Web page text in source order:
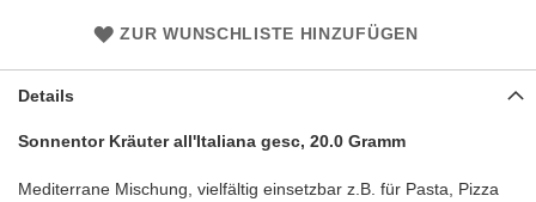
ZUR WUNSCHLISTE HINZUFÜGEN
Details
Sonnentor Kräuter all'Italiana gesc, 20.0 Gramm
Mediterrane Mischung, vielfältig einsetzbar z.B. für Pasta, Pizza